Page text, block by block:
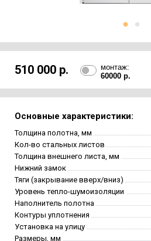
510 000 р.
монтаж:
60000 р.
Основные характеристики:
Толщина полотна, мм
Кол-во стальных листов
Толщина внешнего листа, мм
Нижний замок
Тяги (закрывание вверх/вниз)
Уровень тепло-шумоизоляции
Наполнитель полотна
Контуры уплотнения
Установка на улицу
Размеры, мм